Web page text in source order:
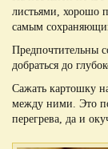
листьями, хорошо
самым
Предпочтительны
добраться до
Сажать картошку
между ними. Это
перегрева, да и